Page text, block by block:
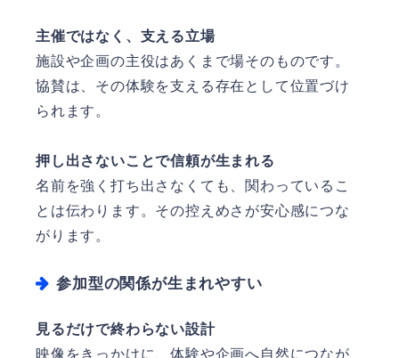
主催ではなく、支える立場
施設や企画の主役はあくまで場そのものです。
協賛は、その体験を支える存在として位置づけ
られます。
押し出さないことで信頼が生まれる
名前を強く打ち出さなくても、関わっているこ
とは伝わります。その控えめさが安心感につな
がります。
参加型の関係が生まれやすい
見るだけで終わらない設計
映像をきっかけに、体験や企画へ自然につなが